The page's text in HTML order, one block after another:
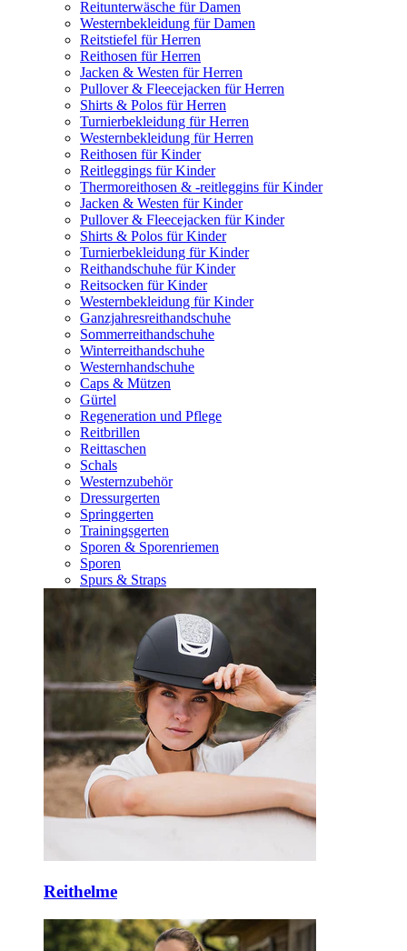
Reitunterwäsche für Damen
Westernbekleidung für Damen
Reitstiefel für Herren
Reithosen für Herren
Jacken & Westen für Herren
Pullover & Fleecejacken für Herren
Shirts & Polos für Herren
Turnierbekleidung für Herren
Westernbekleidung für Herren
Reithosen für Kinder
Reitleggings für Kinder
Thermoreithosen & -reitleggins für Kinder
Jacken & Westen für Kinder
Pullover & Fleecejacken für Kinder
Shirts & Polos für Kinder
Turnierbekleidung für Kinder
Reithandschuhe für Kinder
Reitsocken für Kinder
Westernbekleidung für Kinder
Ganzjahresreithandschuhe
Sommerreithandschuhe
Winterreithandschuhe
Westernhandschuhe
Caps & Mützen
Gürtel
Regeneration und Pflege
Reitbrillen
Reittaschen
Schals
Westernzubehör
Dressurgerten
Springgerten
Trainingsgerten
Sporen & Sporenriemen
Sporen
Spurs & Straps
Reithelme